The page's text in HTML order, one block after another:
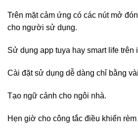
Trên mặt cảm ứng có các nút mở
cho người sử dụng.
Sử dụng app tuya hay smart life trên
Cài đặt sử dụng dễ dàng chỉ bằng
Tạo ngữ cảnh cho ngôi nhà.
Hẹn giờ cho công tắc điều khiển rèm